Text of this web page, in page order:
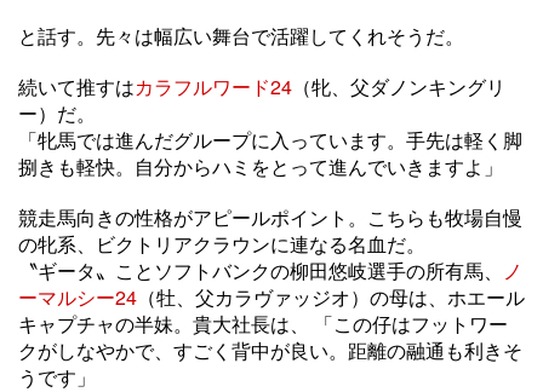
と話す。先々は幅広い舞台で活躍してくれそうだ。
続いて推すはカラフルワード24 （牝、父ダノンキングリ
ー）だ。
「牝馬では進んだグループに入っています。手先は軽く脚
捌きも軽快。自分からハミをとって進んでいきますよ」
競走馬向きの性格がアピールポイント。こちらも牧場自慢
の牝系、ビクトリアクラウンに連なる名血だ。
〝ギータ〟ことソフトバンクの柳田悠岐選手の所有馬、
ノ
ーマルシー24 （牡、父カラヴァッジオ）の母は、ホエール
キャプチャの半妹。貴大社長は、 「この仔はフットワー
クがしなやかで、すごく背中が良い。距離の融通も利きそ
うです」